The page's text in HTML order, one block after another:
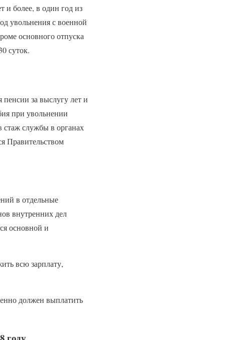
и более, в один год из
увольнения с военной
основного отпуска
суток.
за выслугу лет и
при увольнении
стаж службы в органах
Правительством
в отдельные
внутренних дел
основной и
всю зарплату,
должен выплатить